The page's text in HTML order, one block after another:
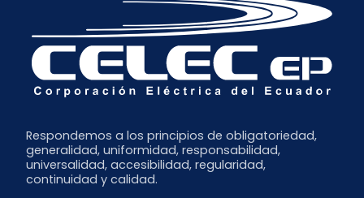
Respondemos a los principios de obligatoriedad,
generalidad, uniformidad, responsabilidad,
universalidad, accesibilidad, regularidad,
continuidad y calidad.